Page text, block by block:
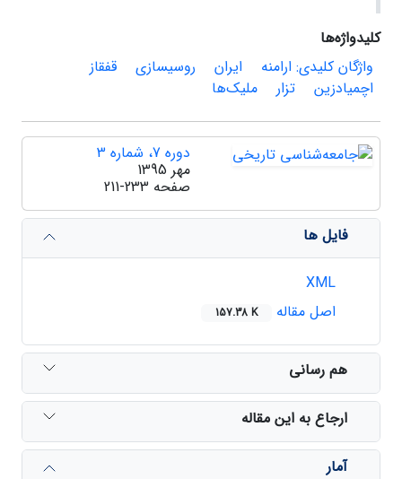
کلیدواژه‌ها
واژگان کلیدی: ارامنه
ایران روسی­سازی
قفقاز
اچمیادزین
تزار ملیک‌ها
دوره 7، شماره 3
مهر 1395
صفحه 211-233
فایل ها
اصل مقاله
157.38 K
هم رسانی
ارجاع به این مقاله
آمار